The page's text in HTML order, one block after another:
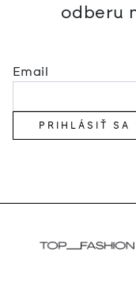
odberu
Email
PRIHLÁSIŤ SA